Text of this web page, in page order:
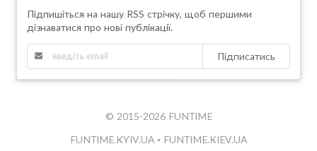
Підпишіться на нашу RSS стрічку, щоб першими
дізнаватися про нові публікації.
Підписатись
© 2015-2026 FUNTIME
FUNTIME.KYIV.UA • FUNTIME.KIEV.UA